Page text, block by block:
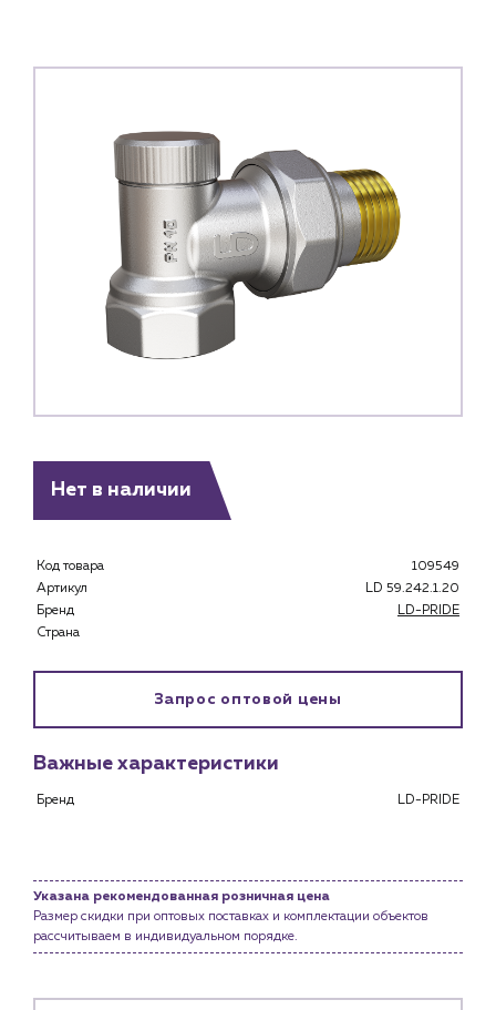
Клиентам
Специализированным магазинам
Сервис и обслуживание инженерных систем
Новости
Нет в наличии
Код товара
109549
Артикул
LD 59.242.1.20
Бренд
LD-PRIDE
Страна
Запрос оптовой цены
Важные характеристики
Бренд LD-PRIDE
Указана рекомендованная розничная цена
Размер скидки при оптовых поставках и комплектации объектов
рассчитываем в индивидуальном порядке.